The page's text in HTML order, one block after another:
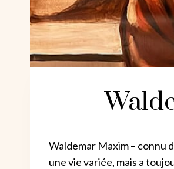
Waldemar Maxim – connu
une vie variée, mais a